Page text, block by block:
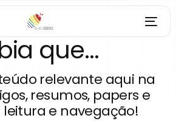
Hire Usque...
relevante aqui na
resumos, papers e
leitura e navegação!